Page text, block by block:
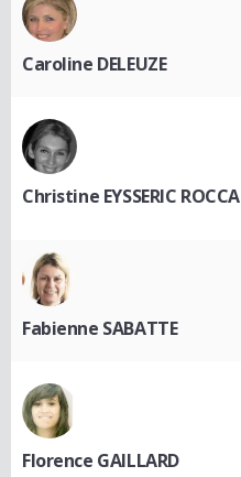
Caroline DELEUZE
Christine EYSSERIC ROCCA
Fabienne SABATTE
Florence GAILLARD